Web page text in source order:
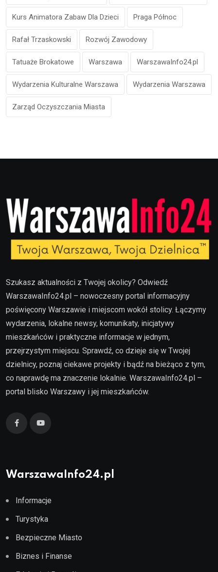
Kurs Animatora Zabaw Dla Dzieci Praga Północ
Rafał Trzaskowski Rozwój Zawodowy
Tatuaże Brokatowe Warszawa WarszawaInfo24.pl
Wydarzenia Kulturalne Warszawa Wydarzenia Warszawa
Zarząd Oczyszczania Miasta
Szukasz aktualności z Twojej okolicy? Odwiedź
WarszawaInfo24.pl – nowoczesny portal informacyjny
poświęcony Warszawie i miejscom wokół stolicy. Łączymy
wydarzenia, lokalne newsy, komunikaty, inicjatywy
mieszkańców i praktyczne informacje w jednym,
przejrzystym miejscu. Sprawdź, co dzieje się w Twojej
dzielnicy, poznaj ciekawe projekty i bądź na bieżąco z tym,
co naprawdę ma znaczenie lokalnie. WarszawaInfo24.pl –
portal blisko Warszawy i jej mieszkańców.
WarszawaInfo24.pl
Informacje
Turystyka
Bezpieczne Miasto
Biznes i Finanse